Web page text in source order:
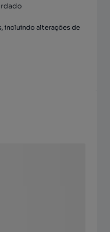
incluindo alterações de